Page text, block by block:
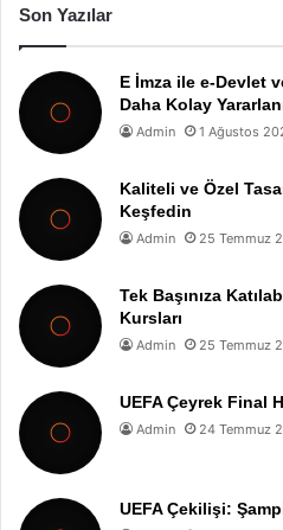
Son Yazılar
E İmza ile e-Devlet
Daha Kolay
Admin 1 Ağustos
Kaliteli ve Özel
Keşfedin
Admin 25 Temmuz
Tek Başınıza
Kursları
Admin 25 Temmuz
UEFA Çeyrek Final
Admin 24 Temmuz
UEFA Çekilişi: